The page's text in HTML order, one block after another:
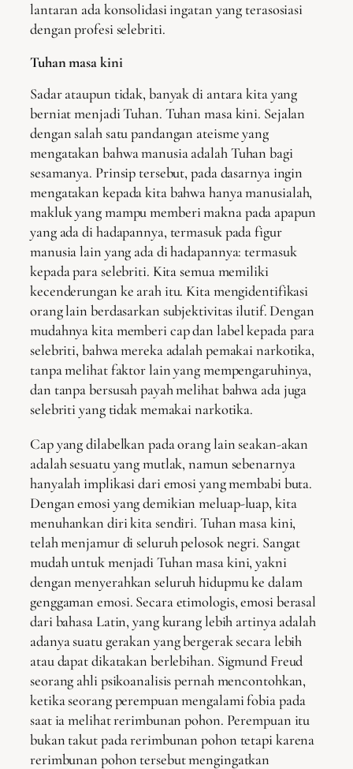
lantaran ada konsolidasi ingatan yang terasosiasi
dengan profesi selebriti.
Tuhan masa kini
Sadar ataupun tidak, banyak di antara kita yang
berniat menjadi Tuhan. Tuhan masa kini. Sejalan
dengan salah satu pandangan ateisme yang
mengatakan bahwa manusia adalah Tuhan bagi
sesamanya. Prinsip tersebut, pada dasarnya ingin
mengatakan kepada kita bahwa hanya manusialah,
makluk yang mampu memberi makna pada apapun
yang ada di hadapannya, termasuk pada figur
manusia lain yang ada di hadapannya: termasuk
kepada para selebriti. Kita semua memiliki
kecenderungan ke arah itu. Kita mengidentifikasi
orang lain berdasarkan subjektivitas ilutif. Dengan
mudahnya kita memberi cap dan label kepada para
selebriti, bahwa mereka adalah pemakai narkotika,
tanpa melihat faktor lain yang mempengaruhinya,
dan tanpa bersusah payah melihat bahwa ada juga
selebriti yang tidak memakai narkotika.
Cap yang dilabelkan pada orang lain seakan-akan
adalah sesuatu yang mutlak, namun sebenarnya
hanyalah implikasi dari emosi yang membabi buta.
Dengan emosi yang demikian meluap-luap, kita
menuhankan diri kita sendiri. Tuhan masa kini,
telah menjamur di seluruh pelosok negri. Sangat
mudah untuk menjadi Tuhan masa kini, yakni
dengan menyerahkan seluruh hidupmu ke dalam
genggaman emosi. Secara etimologis, emosi berasal
dari bahasa Latin, yang kurang lebih artinya adalah
adanya suatu gerakan yang bergerak secara lebih
atau dapat dikatakan berlebihan. Sigmund Freud
seorang ahli psikoanalisis pernah mencontohkan,
ketika seorang perempuan mengalami fobia pada
saat ia melihat rerimbunan pohon. Perempuan itu
bukan takut pada rerimbunan pohon tetapi karena
rerimbunan pohon tersebut mengingatkan